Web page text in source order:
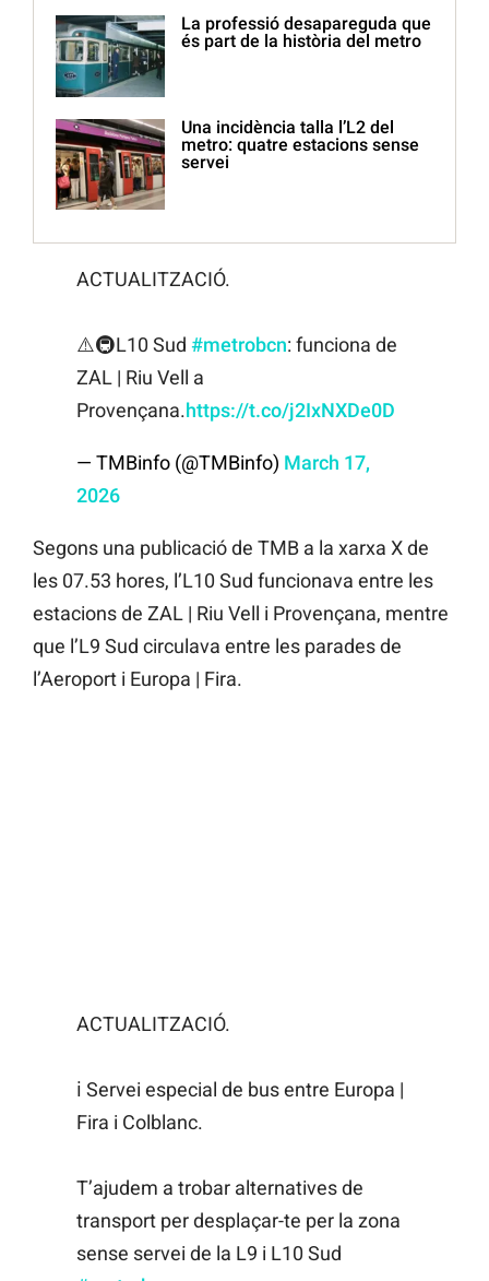
La professió desapareguda que
és part de la història del metro
Una incidència talla l’L2 del
metro: quatre estacions sense
servei
ACTUALITZACIÓ.
⚠️🚇L10 Sud #metrobcn: funciona de
ZAL | Riu Vell a
Provençana.https://t.co/j2IxNXDe0D
— TMBinfo (@TMBinfo) March 17,
2026
Segons una publicació de TMB a la xarxa X de
les 07.53 hores, l’L10 Sud funcionava entre les
estacions de ZAL | Riu Vell i Provençana, mentre
que l’L9 Sud circulava entre les parades de
l’Aeroport i Europa | Fira.
ACTUALITZACIÓ.
ℹ️ Servei especial de bus entre Europa |
Fira i Colblanc.
T’ajudem a trobar alternatives de
transport per desplaçar-te per la zona
sense servei de la L9 i L10 Sud